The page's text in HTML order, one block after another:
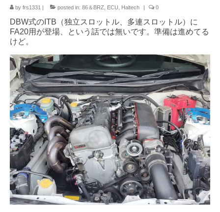
by frs1331 posted in: 86＆BRZ ECU Haltech 0
DBW式のITB（独立スロットル、多連スロットル）に
FA20用が登場、という話では無いです。準備は進めてる
けど。